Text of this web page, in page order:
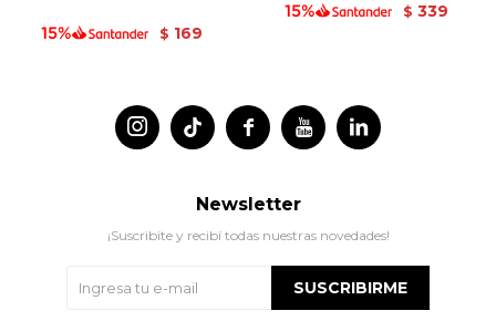
$ 169
$ 339
 
 
Newsletter
¡Suscribite y recibí todas nuestras novedades!
SUSCRIBIRME